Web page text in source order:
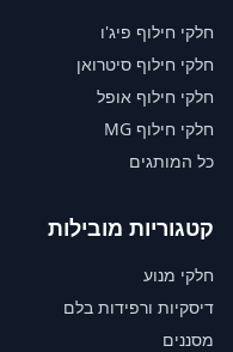
חלקי חילוף פיג'ו
חלקי חילוף סיטרואן
חלקי חילוף אופל
חלקי חילוף MG
כל המותגים
קטגוריות מובילות
חלקי מנוע
דיסקיות ורפידות בלם
מסננים